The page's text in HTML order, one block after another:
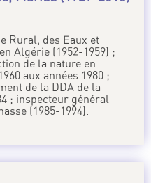
Rural, des Eaux et
Algérie (1952-1959) ;
de la nature en
aux années 1980 ;
de la DDA de la
; inspecteur général
(1985-1994).